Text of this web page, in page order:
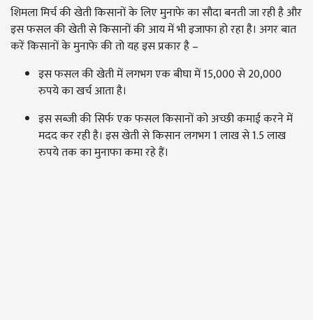
शिमला मिर्च की खेती किसानों के लिए मुनाफे का सौदा बनती जा रही है और
इस फसल की खेती से किसानों की आय में भी इजाफा हो रहा है। अगर बात
करें किसानों के मुनाफे की तो यह इस प्रकार है –
इस फसल की खेती में लगभग एक बीघा में 15,000 से 20,000
रुपये का खर्च आता है।
इस सब्जी की सिर्फ एक फसल किसानों को अच्छी कमाई करने में
मदद कर रही है। इस खेती से किसान लगभग 1 लाख से 1.5 लाख
रुपये तक का मुनाफा कमा रहे हैं।